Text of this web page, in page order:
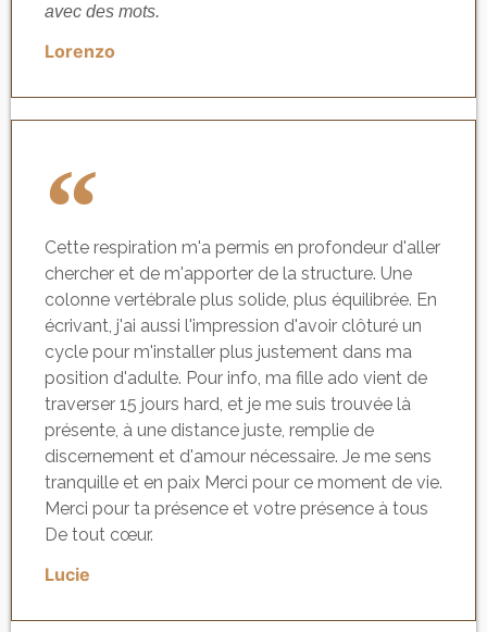
avec des mots.
Lorenzo
Cette respiration m'a permis en profondeur d'aller
chercher et de m'apporter de la structure. Une
colonne vertébrale plus solide, plus équilibrée. En
écrivant, j'ai aussi l'impression d'avoir clôturé un
cycle pour m'installer plus justement dans ma
position d'adulte. Pour info, ma fille ado vient de
traverser 15 jours hard, et je me suis trouvée là
présente, à une distance juste, remplie de
discernement et d'amour nécessaire. Je me sens
tranquille et en paix Merci pour ce moment de vie.
Merci pour ta présence et votre présence à tous
De tout cœur.
Lucie